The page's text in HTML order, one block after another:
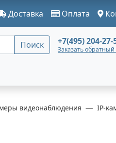
Доставка Оплата
Поиск +7(495) 204-27-
Заказать обратный
видеонаблюдения
IP-